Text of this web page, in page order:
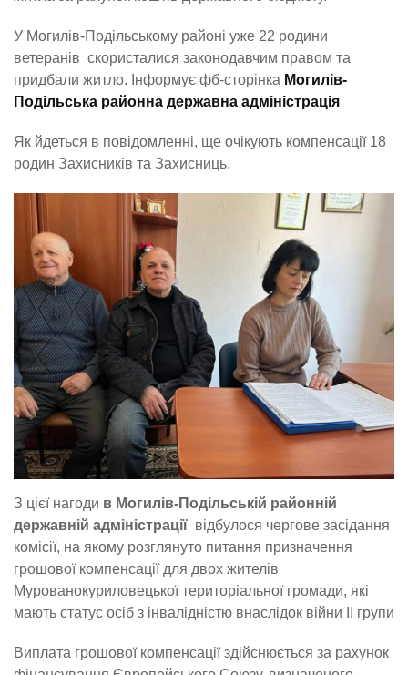
У Могилів-Подільському районі уже 22 родини
ветеранів скористалися законодавчим правом та
придбали житло. Інформує фб-сторінка Могилів-
Подільська районна державна адміністрація
Як йдеться в повідомленні, ще очікують компенсації 18
родин Захисників та Захисниць.
З цієї нагоди в Могилів-Подільській районній
державній адміністрації відбулося чергове засідання
комісії, на якому розглянуто питання призначення
грошової компенсації для двох жителів
Мурованокуриловецької територіальної громади, які
мають статус осіб з інвалідністю внаслідок війни ІІ групи
Виплата грошової компенсації здійснюється за рахунок